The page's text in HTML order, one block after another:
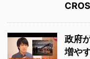
政府
増や